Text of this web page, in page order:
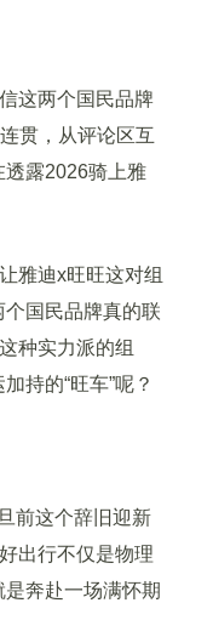
这两个国民品牌
贯，从评论区互
透露2026骑上雅
雅迪x旺旺这对组
国民品牌真的联
种实力派的组
持的“旺车”呢？
前这个辞旧迎新
出行不仅是物理
奔赴一场满怀期